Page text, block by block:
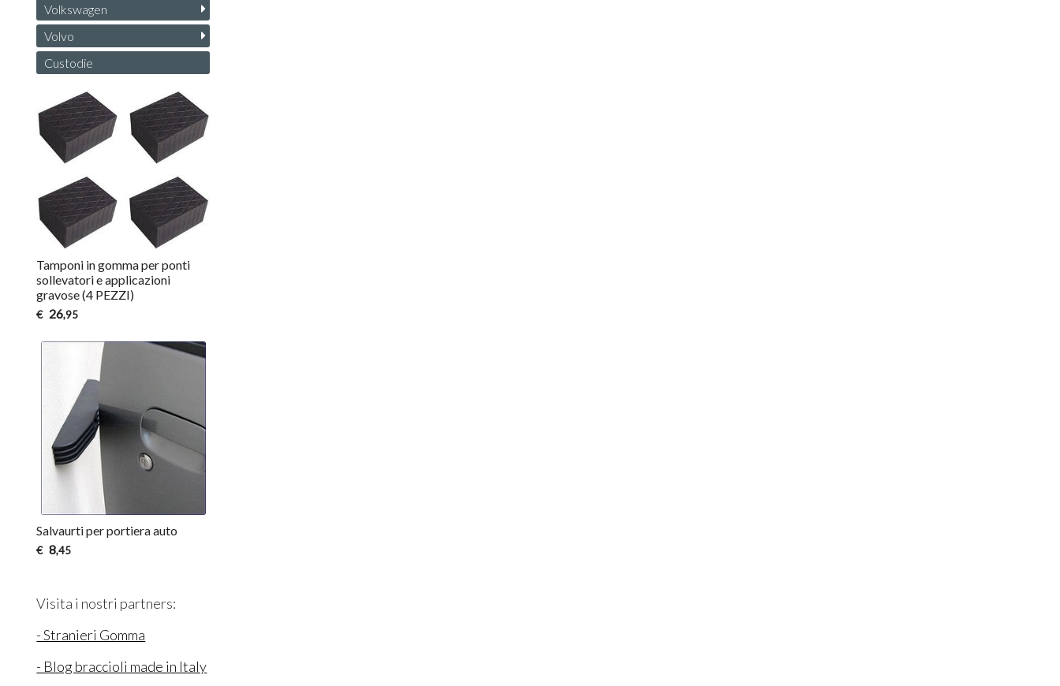
Volkswagen
Volvo
Custodie
Tamponi in gomma per ponti
sollevatori e applicazioni
gravose (4 PEZZI)
€ 26,95
Salvaurti per portiera auto
€ 8,45
Visita i nostri partners:
- Stranieri Gomma
- Blog braccioli made in Italy